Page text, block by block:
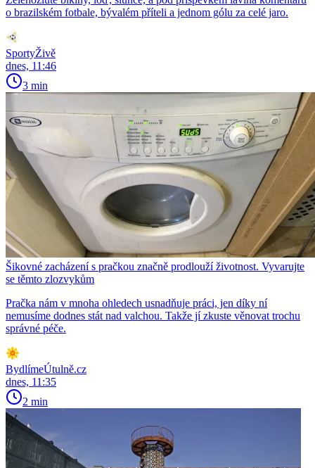
o brazilském fotbale, bývalém příteli a jednom gólu za celé jaro.
SportyŽivě
dnes, 11:46
3 min
Šikovné zacházení s pračkou značně prodlouží životnost. Vyvarujte
se těmto zlozvykům
Pračka nám v mnoha ohledech usnadňuje práci, jen díky ní
nemusíme dodnes stát nad valchou. Takže jí zkuste věnovat trochu
správné péče.
BydlímeÚtulně.cz
dnes, 11:35
2 min